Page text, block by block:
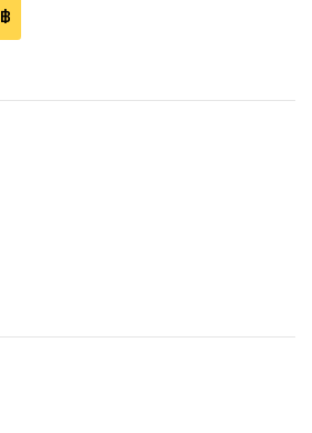
฿
ครเมื่อไปถึงยุคเออีซี...อาเซียน
ได้ที่ www.pailinbooknet.com